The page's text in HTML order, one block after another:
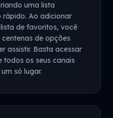
uma lista
rápido. Ao adicionar
de favoritos, você
de opções
assistir. Basta acessar
os seus canais
só lugar.